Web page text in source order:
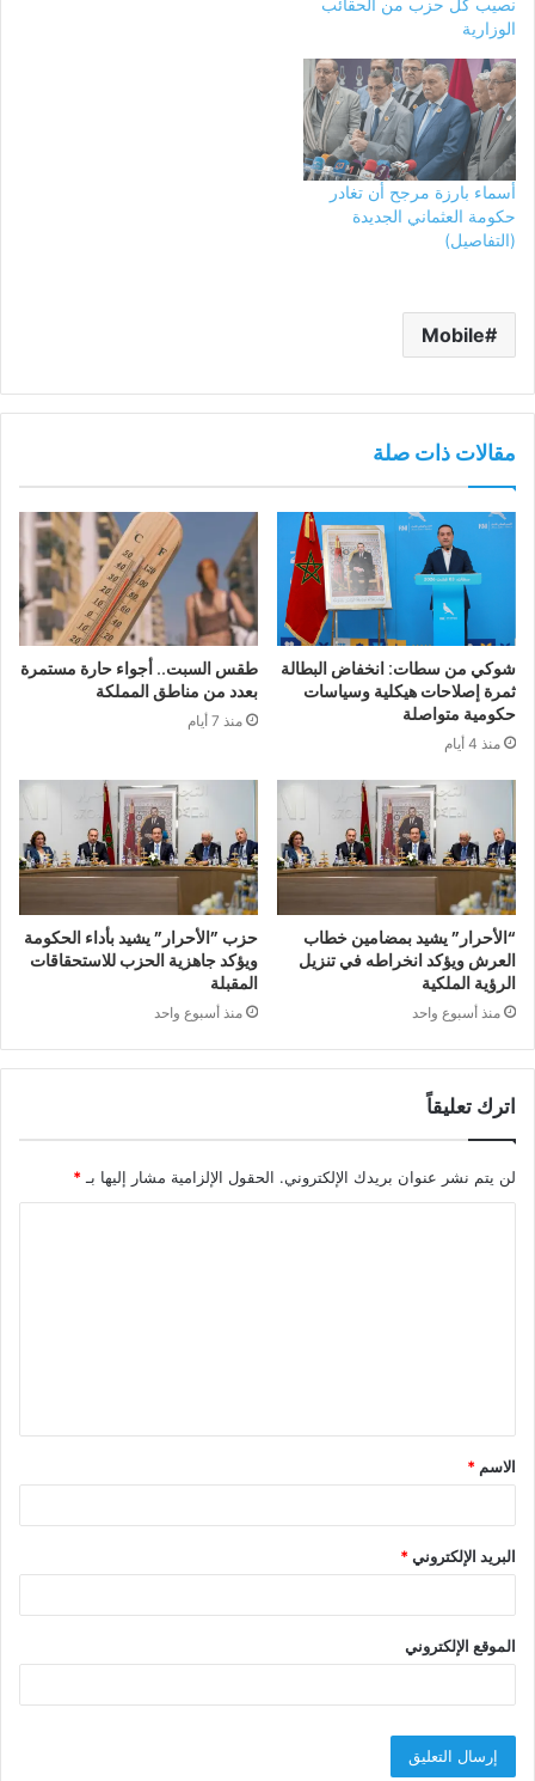
الوزارية
أسماء بارزة مرجح أن تغادر
حكومة العثماني الجديدة
(التفاصيل)
Mobile
مقالات ذات صلة
شوكي من سطات: انخفاض البطالة
ثمرة إصلاحات هيكلية وسياسات
حكومية متواصلة
منذ 4 أيام
طقس السبت.. أجواء حارة مستمرة
بعدد من مناطق المملكة
منذ 7 أيام
“الأحرار” يشيد بمضامين خطاب
العرش ويؤكد انخراطه في تنزيل
الرؤية الملكية
منذ أسبوع واحد
حزب ”الأحرار” يشيد بأداء الحكومة
ويؤكد جاهزية الحزب للاستحقاقات
المقبلة
منذ أسبوع واحد
اترك تعليقاً
لن يتم نشر عنوان بريدك الإلكتروني. الحقول الإلزامية مشار إليها بـ *
ق
*
الاسم *
البريد الإلكتروني*
الموقع الإلكتروني